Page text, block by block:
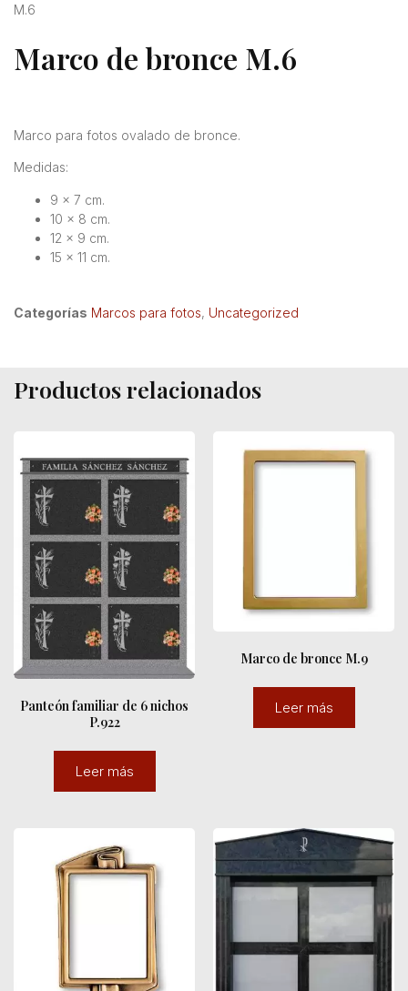
M.6
Marco de bronce M.6
Marco para fotos ovalado de bronce.
Medidas:
9 x 7 cm.
10 x 8 cm.
12 x 9 cm.
15 x 11 cm.
Categorías Marcos para fotos, Uncategorized
Productos relacionados
Panteón familiar de 6 nichos
P.922
Leer más
Marco de bronce M.9
Leer más